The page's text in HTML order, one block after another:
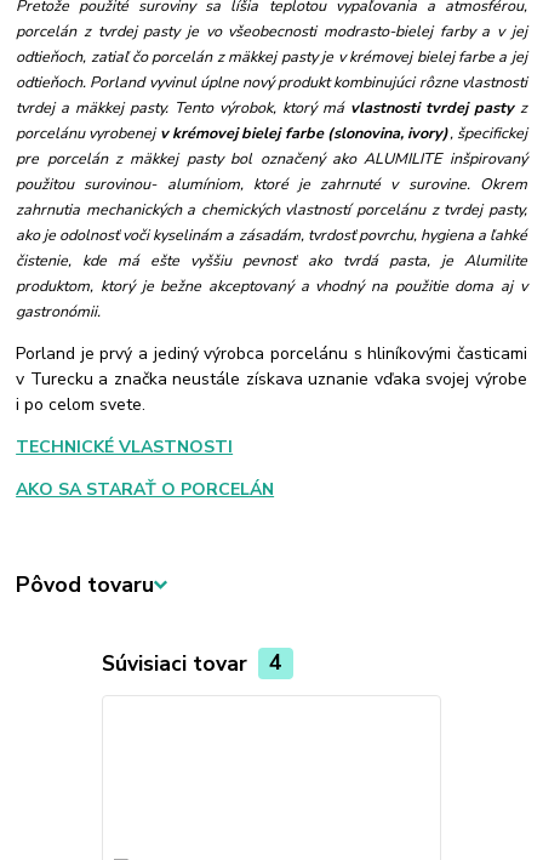
Pretože použité suroviny sa líšia teplotou vypaľovania a atmosférou,
porcelán z tvrdej pasty je vo všeobecnosti modrasto-bielej farby a v jej
odtieňoch, zatiaľ čo porcelán z mäkkej pasty je v krémovej bielej farbe a jej
odtieňoch. Porland vyvinul úplne nový produkt kombinujúci rôzne vlastnosti
tvrdej a mäkkej pasty. Tento výrobok, ktorý má vlastnosti tvrdej pastyz
porcelánu vyrobenejv krémovej bielej farbe (slonovina, ivory), špecifickej
pre porcelán z mäkkej pasty bol označený ako ALUMILITE inšpirovaný
použitou surovinou- alumíniom, ktoré je zahrnuté v surovine. Okrem
zahrnutia mechanických a chemických vlastností porcelánu z tvrdej pasty,
ako je odolnosť voči kyselinám a zásadám, tvrdosť povrchu, hygiena a ľahké
čistenie, kde má ešte vyššiu pevnosť ako tvrdá pasta, je Alumilite
produktom, ktorý je bežne akceptovaný a vhodný na použitie doma aj v
gastronómii.
Porland je prvý a jediný výrobca porcelánu s hliníkovými časticami
v Turecku a značka neustále získava uznanie vďaka svojej výrobe
i po celom svete.
TECHNICKÉ VLASTNOSTI
AKO SA STARAŤ O PORCELÁN
Pôvod tovaru
Súvisiaci tovar 4